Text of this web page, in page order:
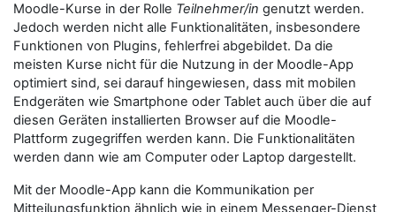
Moodle-Kurse in der Rolle Teilnehmer/in genutzt werden.
Jedoch werden nicht alle Funktionalitäten, insbesondere
Funktionen von Plugins, fehlerfrei abgebildet. Da die
meisten Kurse nicht für die Nutzung in der Moodle-App
optimiert sind, sei darauf hingewiesen, dass mit mobilen
Endgeräten wie Smartphone oder Tablet auch über die auf
diesen Geräten installierten Browser auf die Moodle-
Plattform zugegriffen werden kann. Die Funktionalitäten
werden dann wie am Computer oder Laptop dargestellt.
Mit der Moodle-App kann die Kommunikation per
Mitteilungsfunktion ähnlich wie in einem Messenger-Dienst